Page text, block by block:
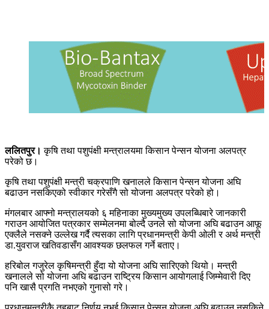
ललितपुर। कृषि तथा पशुपंक्षी मन्त्रालयमा किसान पेन्सन योजना अलपत्र
परेको छ।
कृषि तथा पशुपंक्षी मन्त्री चक्रपाणि खनालले किसान पेन्सन योजना अघि
बढाउन नसकिएको स्वीकार गरेसँगै सो योजना अलपत्र परेको हो।
मंगलबार आफ्नो मन्त्रालयको ६ महिनाका मुख्यमुख्य उपलब्धिबारे जानकारी
गराउन आयोजित पत्रकार सम्मेलनमा बोल्दै उनले सो योजना अघि बढाउन आफू
एक्लैले नसक्ने उल्लेख गर्दै त्यसका लागि प्रधानमन्त्री केपी ओली र अर्थ मन्त्री
डा.युवराज खतिवडासँग आवश्यक छलफल गर्ने बताए।
हरिबोल गजुरेल कृषिमन्त्री हुँदा यो योजना अघि सारिएको थियो। मन्त्री
खनालले सो योजना अघि बढाउन राष्ट्रिय किसान आयोगलाई जिम्मेवारी दिए
पनि खासै प्रगति नभएको गुनासो गरे।